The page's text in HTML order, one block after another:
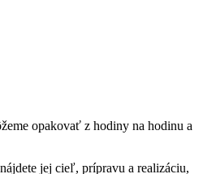
opakovať z hodiny na hodinu a
jej cieľ, prípravu a realizáciu,